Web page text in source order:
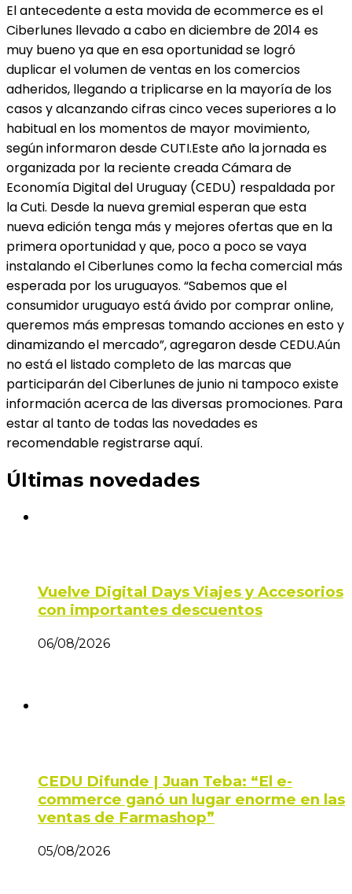
El antecedente a esta movida de ecommerce es el
Ciberlunes llevado a cabo en diciembre de 2014 es
muy bueno ya que en esa oportunidad se logró
duplicar el volumen de ventas en los comercios
adheridos, llegando a triplicarse en la mayoría de los
casos y alcanzando cifras cinco veces superiores a lo
habitual en los momentos de mayor movimiento,
según informaron desde CUTI.Este año la jornada es
organizada por la reciente creada Cámara de
Economía Digital del Uruguay (CEDU) respaldada por
la Cuti. Desde la nueva gremial esperan que esta
nueva edición tenga más y mejores ofertas que en la
primera oportunidad y que, poco a poco se vaya
instalando el Ciberlunes como la fecha comercial más
esperada por los uruguayos. “Sabemos que el
consumidor uruguayo está ávido por comprar online,
queremos más empresas tomando acciones en esto y
dinamizando el mercado”, agregaron desde CEDU.Aún
no está el listado completo de las marcas que
participarán del Ciberlunes de junio ni tampoco existe
información acerca de las diversas promociones. Para
estar al tanto de todas las novedades es
recomendable registrarse aquí.
Últimas novedades
Vuelve Digital Days Viajes y Accesorios
con importantes descuentos
06/08/2026
CEDU Difunde | Juan Teba: “El e-
commerce ganó un lugar enorme en las
ventas de Farmashop”
05/08/2026